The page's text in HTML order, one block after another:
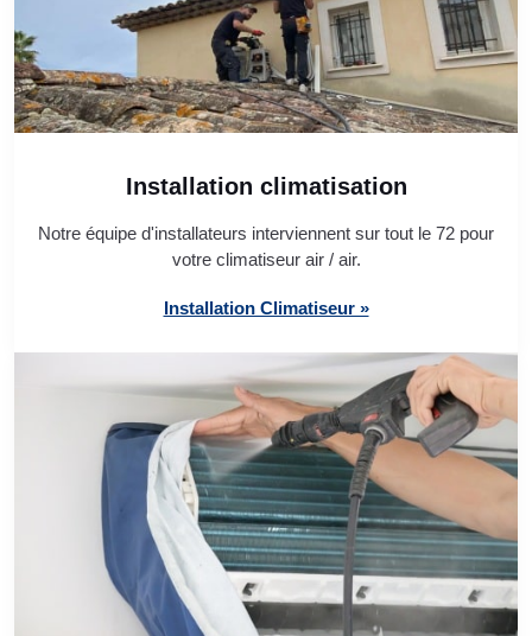
Installation climatisation
Notre équipe d'installateurs interviennent sur tout le 72 pour
votre climatiseur air / air.
Installation Climatiseur »